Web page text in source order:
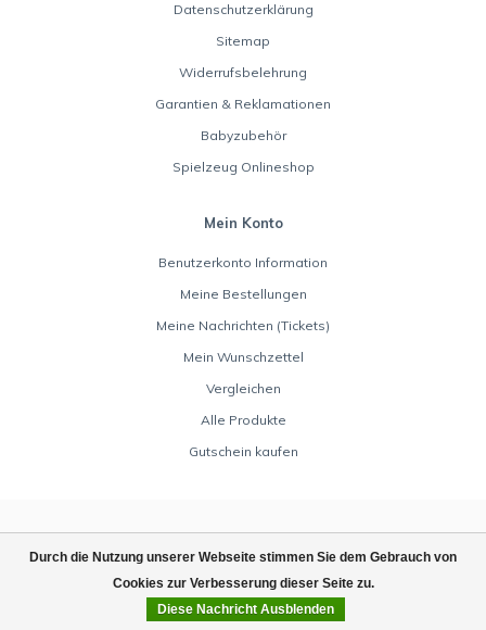
Durch die Nutzung unserer Webseite stimmen Sie dem Gebrauch von
Cookies zur Verbesserung dieser Seite zu.
Diese Nachricht Ausblenden
Datenschutzerklärung
Sitemap
Widerrufsbelehrung
Garantien & Reklamationen
Babyzubehör
Spielzeug Onlineshop
Mein Konto
Benutzerkonto Information
Meine Bestellungen
Meine Nachrichten (Tickets)
Mein Wunschzettel
Vergleichen
Alle Produkte
Gutschein kaufen